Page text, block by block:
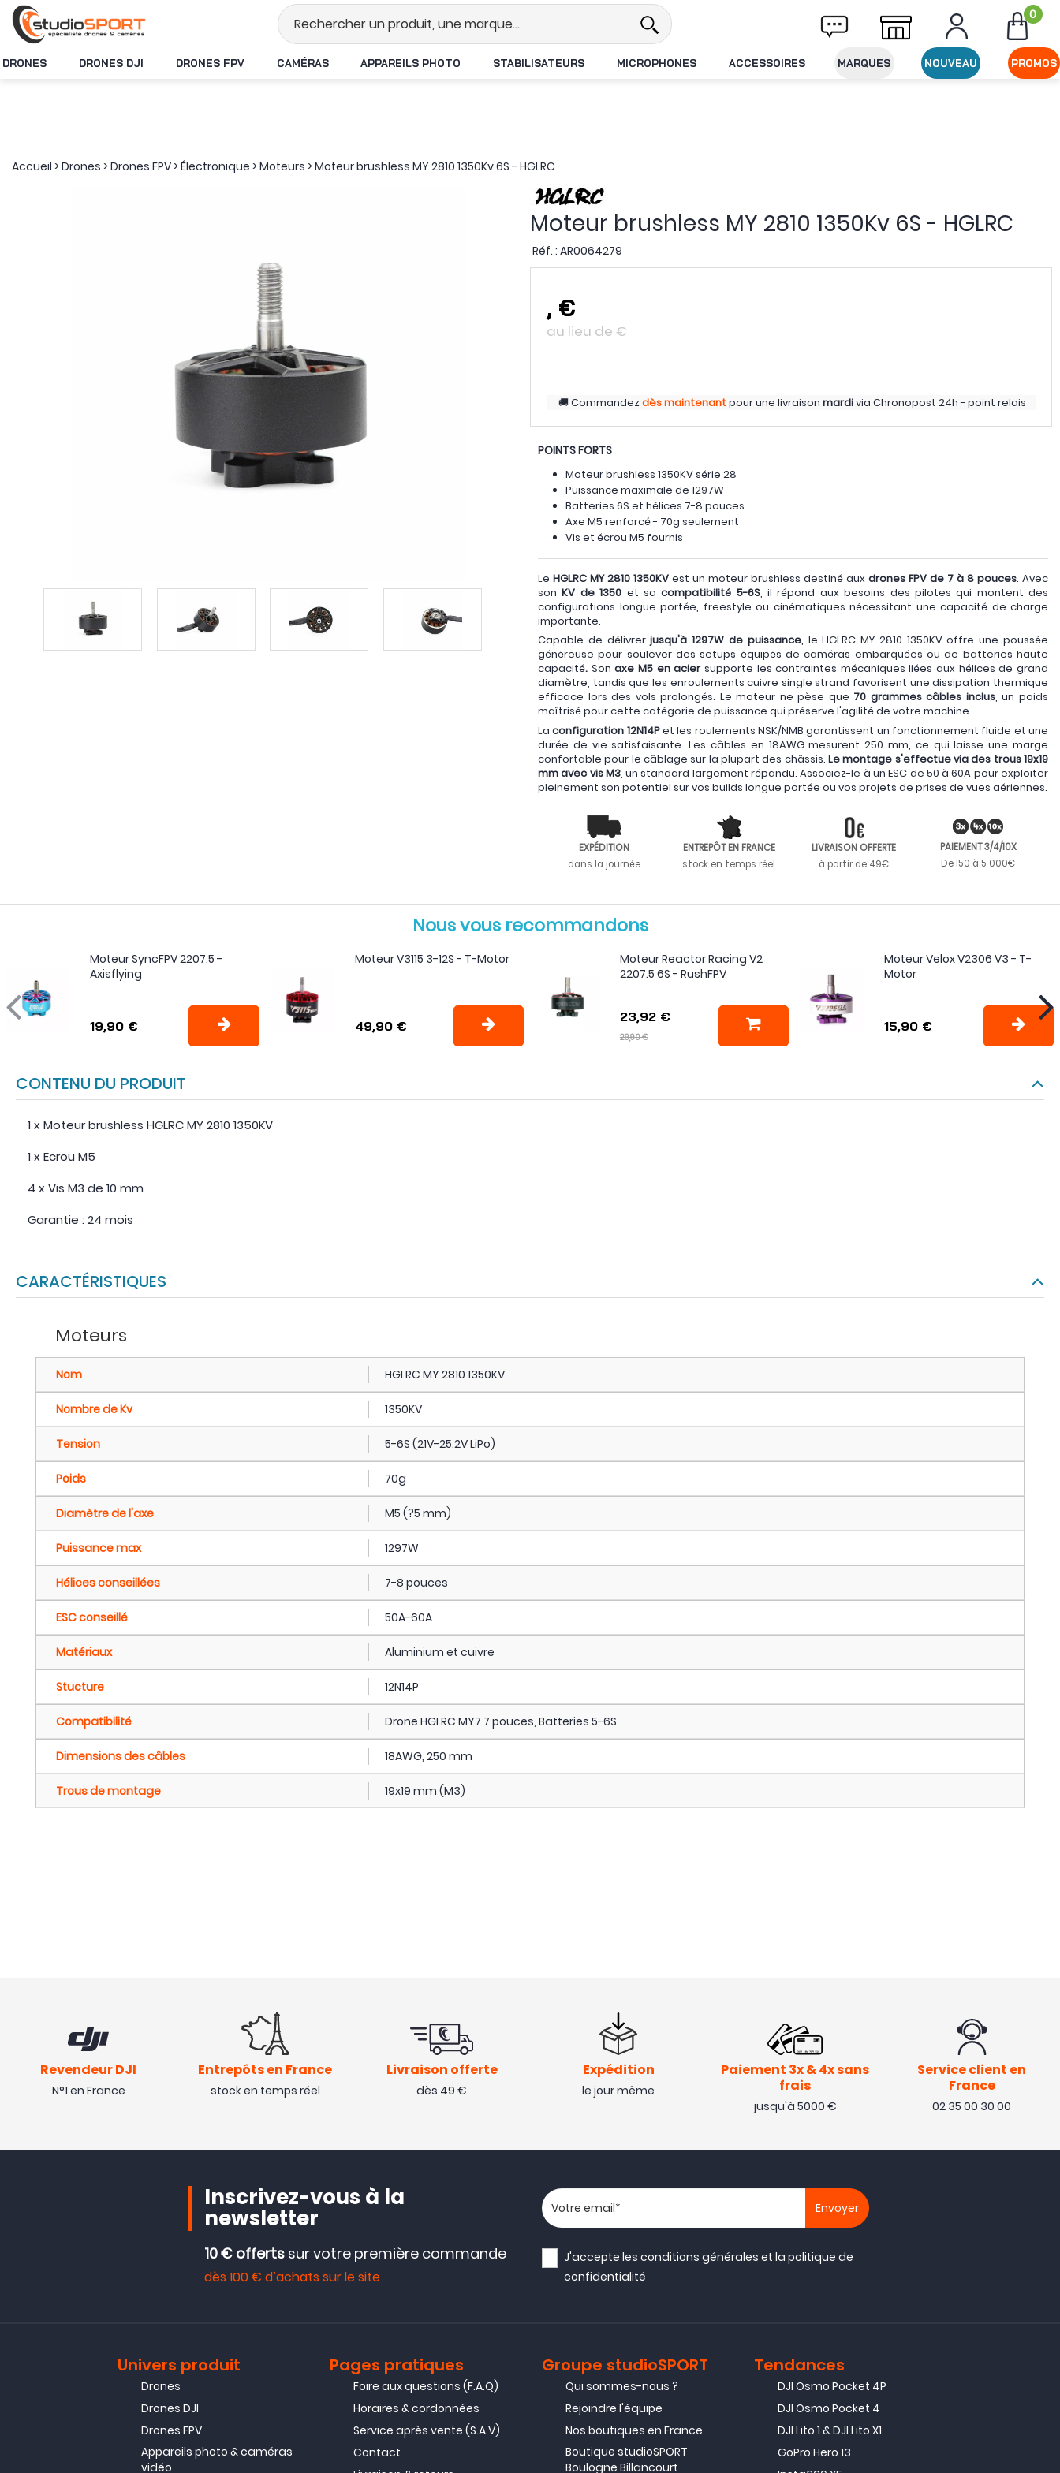
Stock en temps réel Livraison offerte dès 49€ d'achat 0
DRONES DRONES DJI DRONES FPV CAMÉRAS APPAREILS PHOTO STABILISATEURS MICROPHONES ACCESSOIRES MARQUES NOUVEAU PROMOS
Accueil >Drones >Drones FPV>Électronique >Moteurs >Moteur brushless MY 2810 1350Kv 6S - HGLRC
Moteur brushless MY 2810 1350Kv 6S - HGLRC
Réf. : AR0064279
, €
au lieu de €
Commandezdès maintenantpour une livraison mardivia Chronopost 24h - point relais
POINTS FORTS
Moteur brushless 1350KV série 28
Puissance maximale de 1297W
Batteries 6S et hélices 7-8 pouces
Axe M5 renforcé - 70g seulement
Vis et écrou M5 fournis
Le HGLRC MY 2810 1350KV est un moteur brushless destiné aux drones FPV de 7 à 8 pouces. Avec
sonKV de 1350 et sacompatibilité 5-6S, il répond aux besoins des pilotes qui montent des
configurations longue portée, freestyle ou cinématiques nécessitant une capacité de charge
importante.
Capable de délivrerjusqu'à 1297W de puissance, le HGLRC MY 2810 1350KV offre une poussée
généreuse pour soulever des setups équipés de caméras embarquées ou de batteries haute
capacité. Sonaxe M5 en aciersupporte les contraintes mécaniques liées aux hélices de grand
diamètre, tandis que les enroulements cuivre single strand favorisent une dissipation thermique
efficace lors des vols prolongés. Le moteur ne pèse que 70 grammes câbles inclus, un poids
maîtrisé pour cette catégorie de puissance qui préserve l'agilité de votre machine.
Laconfiguration 12N14Pet les roulements NSK/NMB garantissent un fonctionnement fluide et une
durée de vie satisfaisante. Les câbles en 18AWG mesurent 250 mm, ce qui laisse une marge
confortable pour le câblage sur la plupart des châssis. Le montage s'effectue via des trous 19x19
mm avec vis M3, un standard largement répandu. Associez-le à un ESC de 50 à 60A pour exploiter
pleinement son potentiel sur vos builds longue portée ou vos projets de prises de vues aériennes.
EXPÉDITION
dans la journée
ENTREPÔT EN FRANCE
stock en temps réel
LIVRAISON OFFERTE
à partir de 49€
PAIEMENT 3/4/10X
De 150 à 5 000€
Nous vous recommandons
Moteur SyncFPV 2207.5 -
Axisflying
19,90 €
Moteur V3115 3-12S - T-Motor
49,90 €
Moteur Reactor Racing V2
2207.5 6S - RushFPV
23,92 €
29,90 €
Moteur Velox V2306 V3 - T-
Motor
15,90 €
CONTENU DU PRODUIT
1 x Moteur brushless HGLRC MY 2810 1350KV
1 x Ecrou M5
4 x Vis M3 de 10 mm
Garantie : 24 mois
CARACTÉRISTIQUES
Moteurs
Nom HGLRC MY 2810 1350KV
Nombre de Kv 1350KV
Tension 5-6S (21V-25.2V LiPo)
Poids 70g
Diamètre de l'axe M5 (?5 mm)
Puissance max 1297W
Hélices conseillées 7-8 pouces
ESC conseillé 50A-60A
Matériaux Aluminium et cuivre
Stucture 12N14P
Compatibilité Drone HGLRC MY7 7 pouces, Batteries 5-6S
Dimensions des câbles 18AWG, 250 mm
Trous de montage 19x19 mm (M3)
Revendeur DJI
N°1 en France
Entrepôts en France
stock en temps réel
Livraison offerte
dès 49 €
Expédition
le jour même
Paiement 3x & 4x sans
frais
jusqu'à 5000 €
Service client en
France
02 35 00 30 00
Inscrivez-vous à la
newsletter
10 € offerts sur votre première commande
dès 100 € d’achats sur le site
Votre adresse email
J'accepte lesconditions générales et lapolitique de
confidentialité
Univers produit
Drones
Drones DJI
Drones FPV
Appareils photo & caméras
vidéo
Pages pratiques
Foire aux questions (F.A.Q)
Horaires & cordonnées
Service après vente (S.A.V)
Contact
Groupe studioSPORT
Qui sommes-nous ?
Rejoindre l'équipe
Nos boutiques en France
Boutique studioSPORT
Boulogne Billancourt
Tendances
DJI Osmo Pocket 4P
DJI Osmo Pocket 4
DJI Lito 1 & DJI Lito X1
GoPro Hero 13